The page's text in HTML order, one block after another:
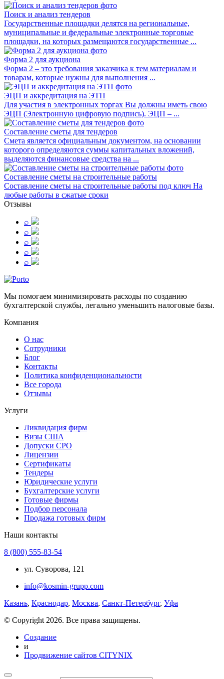
Поиск и анализ тендеров
Государственные площадки делятся на региональные,
муниципальные и федеральные электронные торговые
площадки, на которых размещаются государственные ...
Форма 2 для аукциона
Форма 2 – это требования заказчика к тем материалам и
товарам, которые нужны для выполнения ...
ЭЦП и аккредитация на ЭТП
Для участия в электронных торгах Вы должны иметь свою
ЭЦП (Электронную цифровую подпись). ЭЦП – ...
Составление сметы для тендеров
Смета является официальным документом, на основании
которого определяются суммы капитальных вложений,
выделяются финансовые средства на ...
Составление сметы на строительные работы
Составление сметы на строительные работы под ключ На
любые работы в сжатые сроки
Отзывы
⌕
⌕
⌕
⌕
⌕
Мы помогаем минимизировать расходы по созданию
бухгалтерской службы, легально уменьшить налоговые базы.
Компания
О нас
Сотрудники
Блог
Контакты
Политика конфиденциональности
Все города
Отзывы
Услуги
Ликвидация фирм
Визы США
Допуски СРО
Лицензии
Сертификаты
Тендеры
Юридические услуги
Бухгалтерские услуги
Готовые фирмы
Подбор персонала
Продажа готовых фирм
Наши контакты
8 (800) 555-83-54
ул. Суворова, 121
info@kosmin-grupp.com
Казань, Краснодар, Москва, Санкт-Петербург, Уфа
© Copyright 2026. Все права защищены.
Создание
и
Продвижение сайтов CITYNIX